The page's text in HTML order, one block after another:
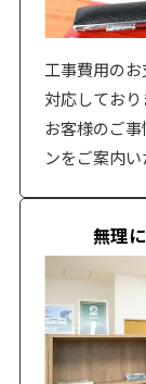
工事費用の
対応しており
お客様のご
ンをご案内い
無理